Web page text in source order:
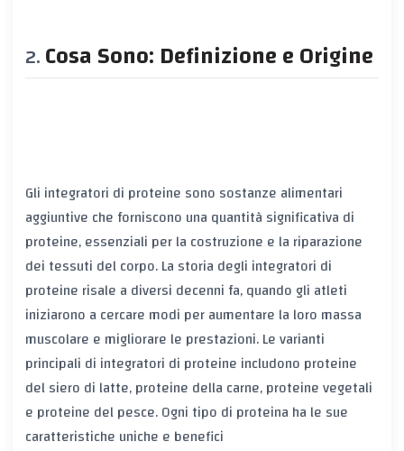
Cosa Sono: Definizione e Origine
Gli integratori di proteine sono sostanze alimentari
aggiuntive che forniscono una quantità significativa di
proteine, essenziali per la costruzione e la riparazione
dei tessuti del corpo. La storia degli integratori di
proteine risale a diversi decenni fa, quando gli atleti
iniziarono a cercare modi per aumentare la loro massa
muscolare e migliorare le prestazioni. Le varianti
principali di integratori di proteine includono proteine
del siero di latte, proteine della carne, proteine vegetali
e proteine del pesce. Ogni tipo di proteina ha le sue
caratteristiche uniche e benefici